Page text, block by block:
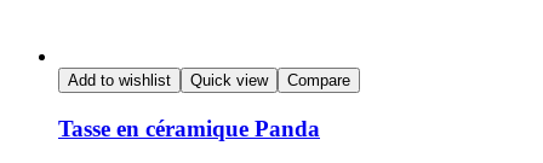
Add to wishlist Quick view Compare
Tasse en céramique Panda